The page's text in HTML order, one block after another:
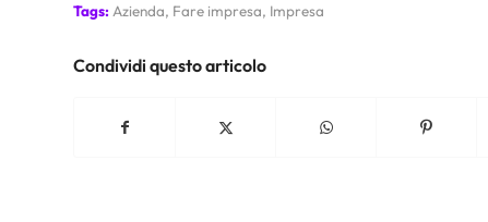
Tags:Azienda, Fare impresa, Impresa
Condividi questo articolo